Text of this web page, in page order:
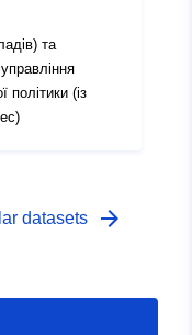
та
політики (із
datasets arrow_forward